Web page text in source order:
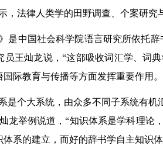
，法律人类学的田野调查、个案研
是中国社会科学院语言研究所依托
员王灿龙说，“这部吸收词汇学、词
际教育与传播等方面发挥重要作用
是个大系统，由众多不同子系统有
龙举例说道，“知识体系是学科理
系的建立，而好的辞书学自主知识